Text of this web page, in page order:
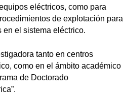
eléctricos, como para
de explotación para
el sistema eléctrico.
tanto en centros
como en el ámbito académico
de Doctorado